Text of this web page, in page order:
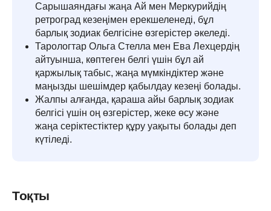
Сарышаяндағы жаңа Ай мен Меркурийдің
ретроград кезеңімен ерекшеленеді, бұл
барлық зодиак белгісіне өзгерістер әкеледі.
Тарологтар Ольга Стелла мен Ева Лехцердің
айтуынша, көптеген белгі үшін бұл ай
қаржылық табыс, жаңа мүмкіндіктер және
маңызды шешімдер қабылдау кезеңі болады.
Жалпы алғанда, қараша айы барлық зодиак
белгісі үшін оң өзгерістер, жеке өсу және
жаңа серіктестіктер құру уақыты болады деп
күтіледі.
Тоқты